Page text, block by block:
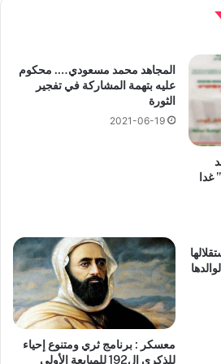
غدا
المجاهد محمد مسعودي…. محكوم
عليه بتهمة المشاركة في تفجير
الثورة
2021-06-19
معسكر : برنامج ثري ومتنوع إحياء
للذكرى ال192 للمبايعة الأولى